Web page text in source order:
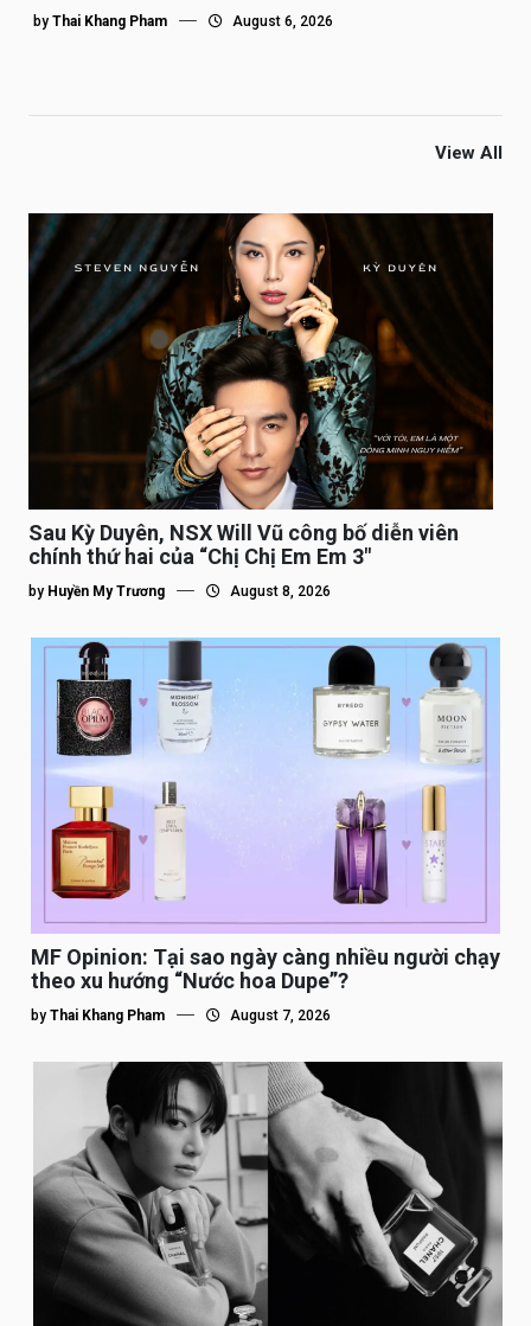
by Thai Khang Pham August 6, 2026
View All
Sau Kỳ Duyên, NSX Will Vũ công bố diễn viên
chính thứ hai của “Chị Chị Em Em 3″
by Huyền My Trương August 8, 2026
MF Opinion: Tại sao ngày càng nhiều người chạy
theo xu hướng “Nước hoa Dupe”?
by Thai Khang Pham August 7, 2026